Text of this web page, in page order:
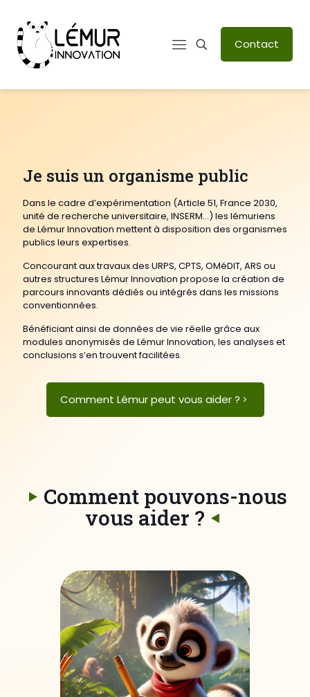
Contact
Je suis un organisme public
Dans le cadre d’expérimentation (Article 51, France 2030,
unité de recherche universitaire, INSERM…) les lémuriens
de Lémur Innovation mettent à disposition des organismes
publics leurs expertises.
Concourant aux travaux des URPS, CPTS, OMéDIT, ARS ou
autres structures Lémur Innovation propose la création de
parcours innovants dédiés ou intégrés dans les missions
conventionnées.
Bénéficiant ainsi de données de vie réelle grâce aux
modules anonymisés de Lémur Innovation, les analyses et
conclusions s’en trouvent facilitées.
Comment Lémur peut vous aider ?
Comment pouvons-nous
vous aider ?